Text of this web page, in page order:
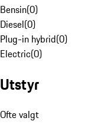
Bensin(0)
Diesel(0)
Plug-in hybrid(0)
Electric(0)
Utstyr
Ofte valgt